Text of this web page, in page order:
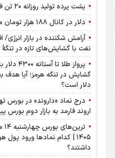
پشت پرده تولید روزانه ۲۰ تن فنر در خگلپا
دلار در کانال ۱۸۸ هزار تومان ماند!
آرامش شکننده در بازار
نفت با گشایش‌های تازه در تنگۀ
پرواز طلا تا
دلار است؟
درج نماد «داروند» در بورس
اروند فارمد به بازار دوم بورس
۱۴۰۵ | کدام نماد‌ها ورود
داشتند؟